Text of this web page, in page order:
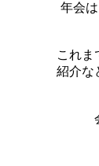
年会
これま
紹介な